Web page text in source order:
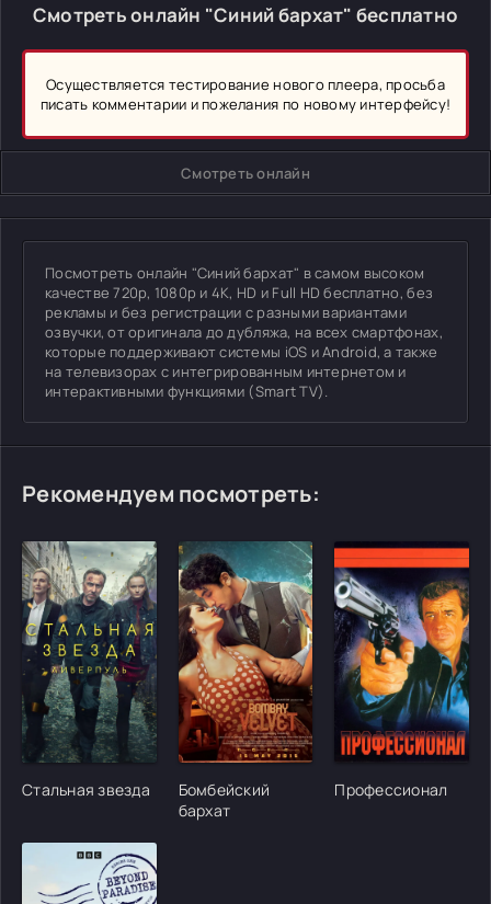
Смотреть онлайн "Синий бархат" бесплатно
Осуществляется тестирование нового плеера, просьба
писать комментарии и пожелания по новому интерфейсу!
Смотреть онлайн
Посмотреть онлайн "Синий бархат" в самом высоком
качестве 720p, 1080p и 4K, HD и Full HD бесплатно, без
рекламы и без регистрации с разными вариантами
озвучки, от оригинала до дубляжа, на всех смартфонах,
которые поддерживают системы iOS и Android, а также
на телевизорах с интегрированным интернетом и
интерактивными функциями (Smart TV).
Рекомендуем посмотреть:
[/xfgiven_cvh_poster_urlcvh_poster_url]
Стальная звезда
[/xfgiven_cvh_poster_urlcvh_poster_url]
Бомбейский
бархат
[/
Профессионал